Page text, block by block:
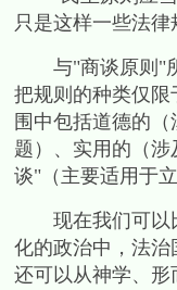
只是这样一些法
与"商谈原则 "
把规则的种类仅
围中包括道德的（
题）、实用的（涉
谈"（主要适用于
现在我们可以比
化的政治中，法
还可以从神学、